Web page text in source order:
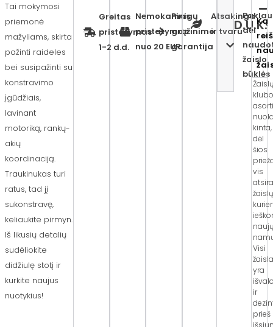
Tai mokymosi
priemonė
mažyliams, skirta
pažinti raideles
bei susipažinti su
konstravimo
įgūdžiais,
lavinant
motoriką, rankų-
akių
koordinaciją.
Traukinukas turi
ratus, tad jį
sukonstravę,
keliaukite pirmyn.
Iš likusių detalių
sudėliokite
didžiulę stotį ir
kurkite naujus
nuotykius!
Greitas
pristatymas
1-2 d.d.
Nemokamas
pristatymas
nuo 20 EUR
Pinigų
grąžinimo
garantija
Atsakinga
ir tvarudėl
žaislo
būklės
D.U.K.
Ką
kinta,
dėl
šios
vis
Visi
yra
ir
prieš